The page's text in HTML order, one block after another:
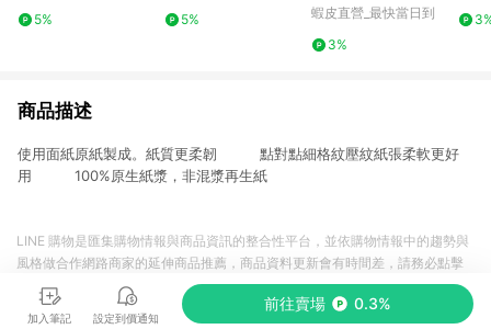
5%
5%
包/串 揪探吉 柔軟 居家
蝦皮直營_最快當日到
3%
商品描述
使用面紙原紙製成。紙質更柔韌 點對點細格紋壓紋紙張柔軟更好
用 100%原生紙漿，非混漿再生紙
加入筆記 設定到價通知
前往賣場 0.3%
LINE 購物是匯集購物情報與商品資訊的整合性平台，並依購物情報中的趨勢與
風格做合作網路商家的延伸商品推薦，商品資料更新會有時間差，請務必點擊
商品至各合作網路商家，確認現售價與購物條件，一切資訊以合作廠商網頁為
準。